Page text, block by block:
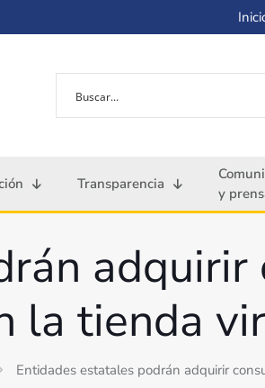
Transparencia
y
adquirir
la tienda
Entidades estatales podrán adquirir